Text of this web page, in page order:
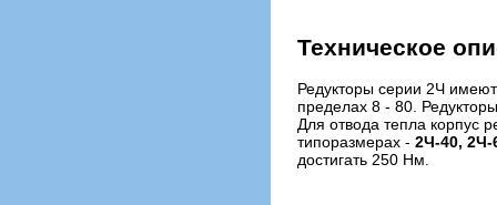
Техническое
Редукторы серии 2Ч
пределах 8 - 80.
Для отвода тепла корпус
типоразмерах - 2Ч-40, 2Ч-
достигать 250 Нм.